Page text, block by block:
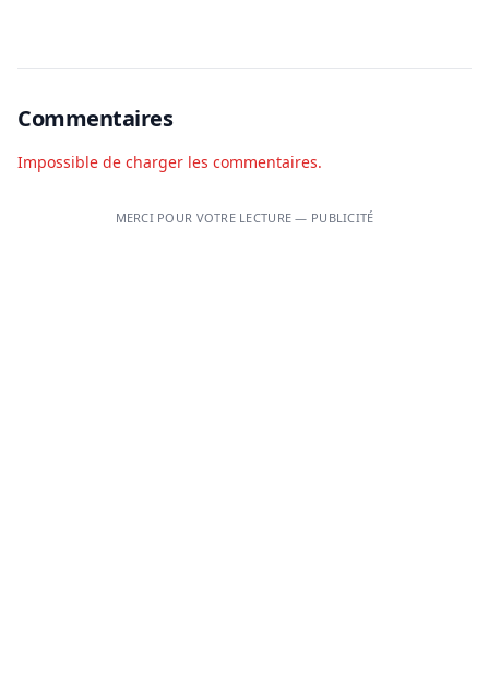
Commentaires
Impossible de charger les commentaires.
MERCI POUR VOTRE LECTURE — PUBLICITÉ